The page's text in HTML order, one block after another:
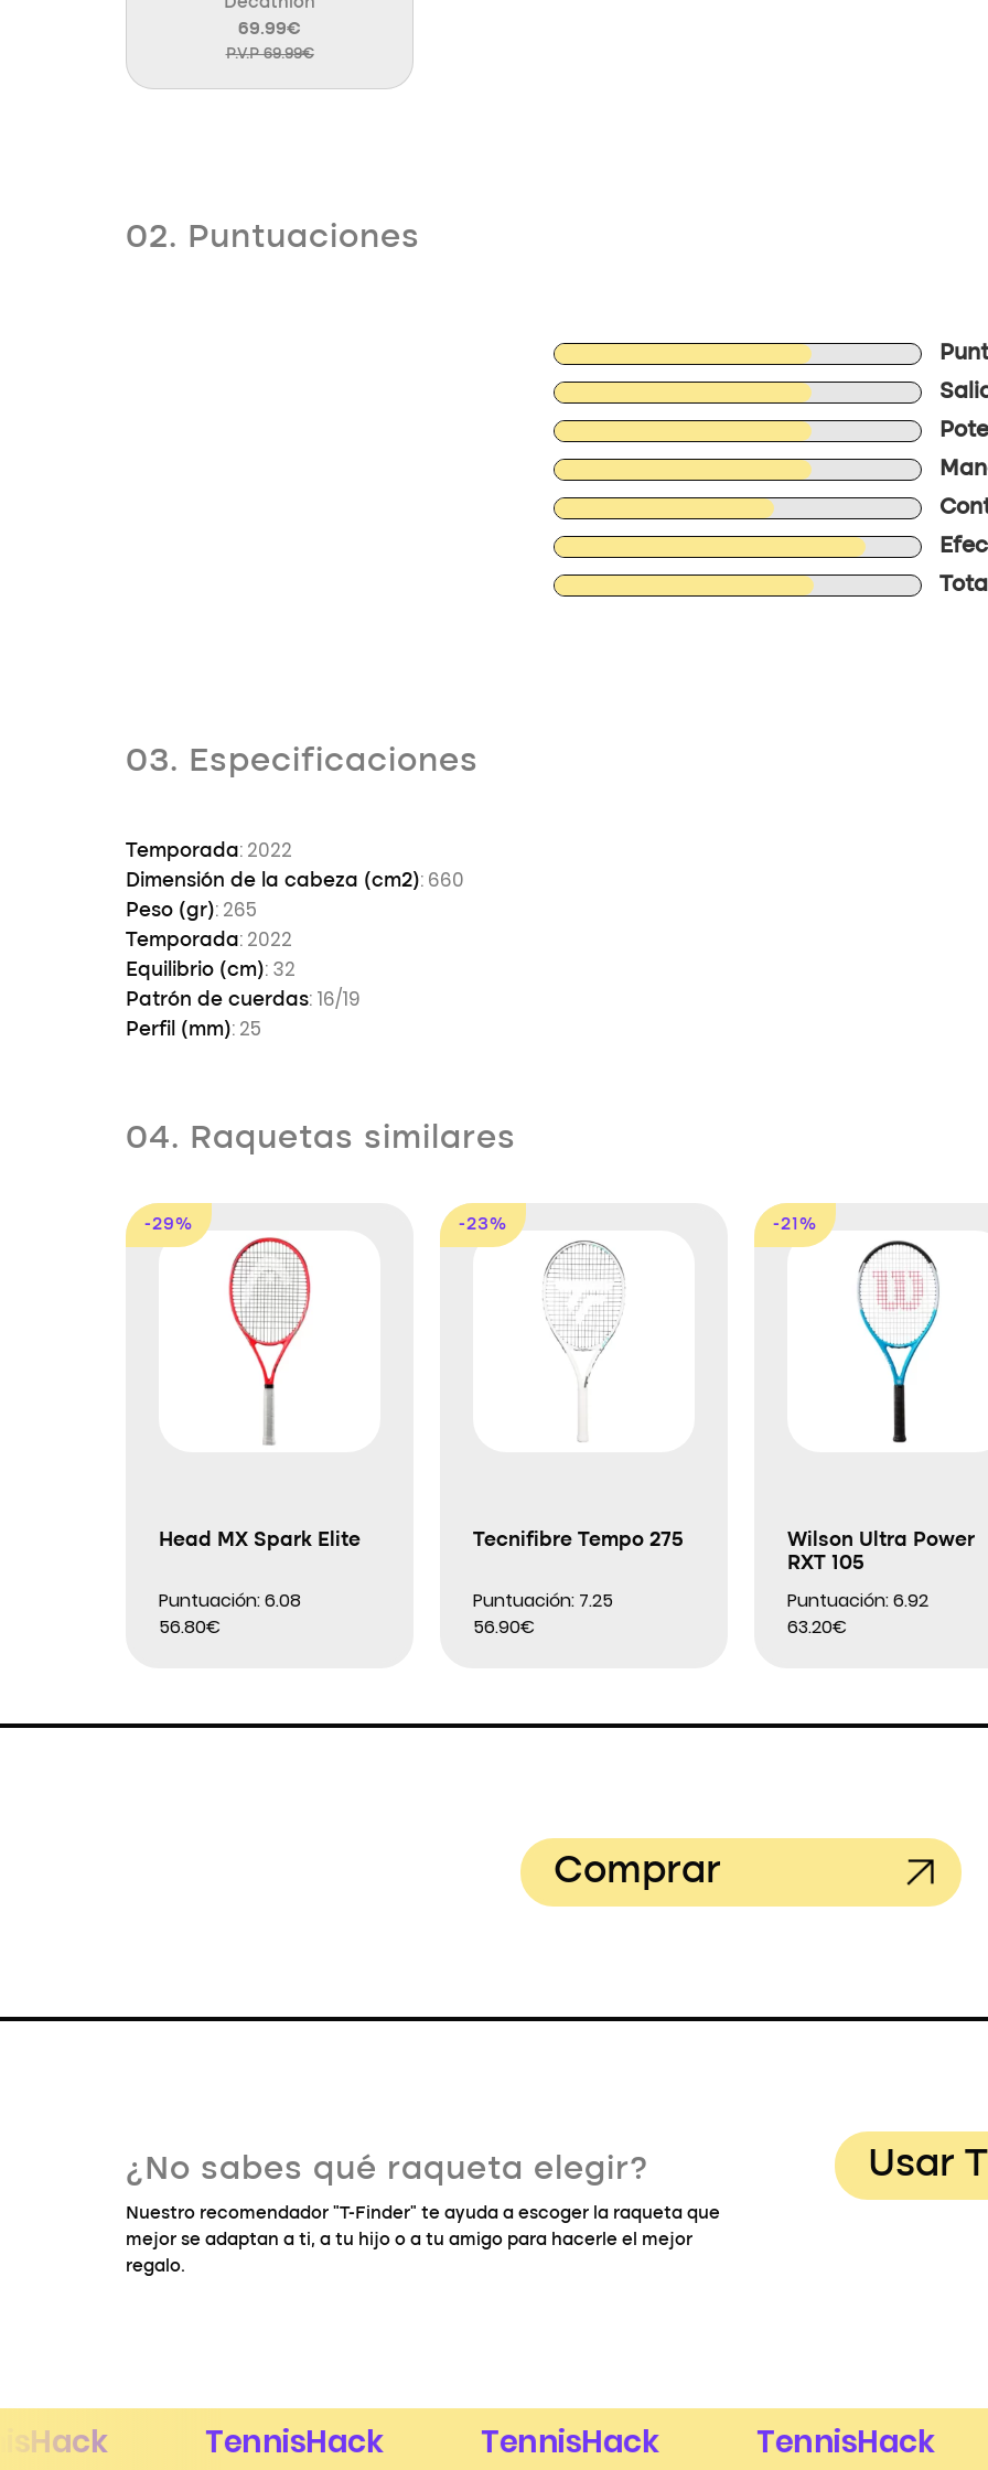
69.99€
P.V.P 69.99€
02. Puntuaciones
03. Especificaciones
Temporada: 2022
Dimensión de la cabeza (cm2): 660
Peso (gr): 265
Temporada: 2022
Equilibrio (cm): 32
Patrón de cuerdas: 16/19
Perfil (mm): 25
04. Raquetas similares
-29%
Head MX Spark Elite
Puntuación: 6.08
56.80€
-23%
Tecnifibre Tempo 275
Puntuación: 7.25
56.90€
-21%
Wilson Ultra Power
RXT 105
Puntuación: 6.92
63.20€
Comprar
¿No sabes qué raqueta elegir?
Nuestro recomendador "T-Finder" te ayuda a escoger la raqueta que
mejor se adaptan a ti, a tu hijo o a tu amigo para hacerle el mejor
regalo.
Usar